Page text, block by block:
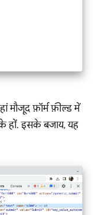
मौजूद फ़ॉर्म फ़ील्ड में
के हों. इसके बजाय, यह